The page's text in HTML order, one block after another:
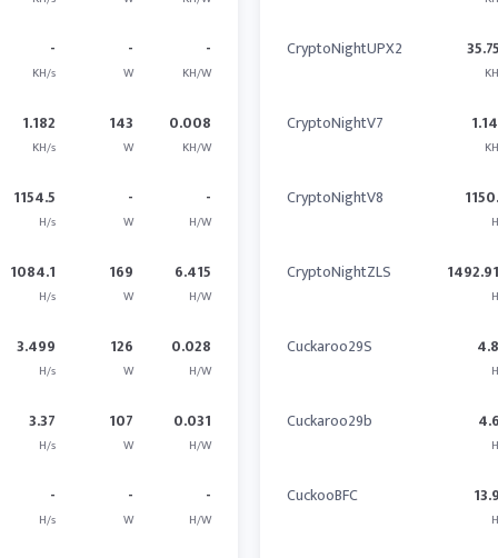
-
KH/s
-
W
-
KH/W
1.182
KH/s
143
W
0.008
KH/W
1154.5
H/s
-
W
-
H/W
1084.1
H/s
169
W
6.415
H/W
3.499
H/s
126
W
0.028
H/W
3.37
H/s
107
W
0.031
H/W
-
H/s
-
W
-
H/W
CryptoNightUPX2
CryptoNightV7
CryptoNightV8
CryptoNightZLS
Cuckaroo29S
Cuckaroo29b
CuckooBFC